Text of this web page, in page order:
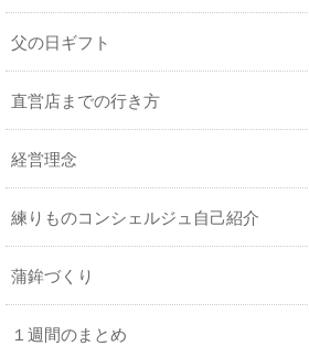
父の日ギフト
直営店までの行き方
経営理念
練りものコンシェルジュ自己紹介
蒲鉾づくり
１週間のまとめ